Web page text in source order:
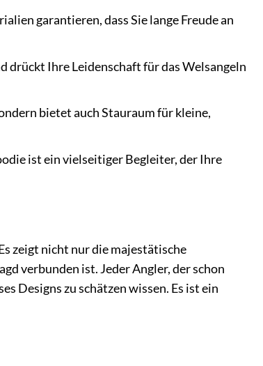
garantieren, dass Sie lange Freude an
drückt Ihre Leidenschaft für das Welsangeln
bietet auch Stauraum für kleine,
ist ein vielseitiger Begleiter, der Ihre
zeigt nicht nur die majestätische
verbunden ist. Jeder Angler, der schon
Designs zu schätzen wissen. Es ist ein